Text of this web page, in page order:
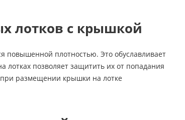
лотков с крышкой
повышенной плотностью. Это обуславливает
лотках позволяет защитить их от попадания
при размещении крышки на лотке